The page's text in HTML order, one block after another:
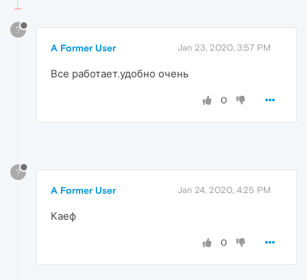
?
A Former User Jan 23, 2020, 3:57 PM
Все работает.удобно очень
0
?
A Former User Jan 24, 2020, 4:25 PM
Каеф
0